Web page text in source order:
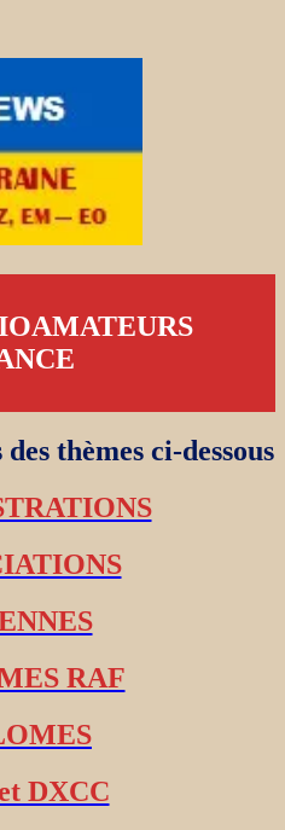
thèmes ci-dessous
RAF
DXCC